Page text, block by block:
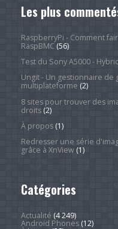
Les plus
RaspberryPi - Comment
RaspBMC(56)
Test du Sony A5000 -
Ungit - Un gestionnaire
multiplateforme (2)
8 sites pour trouver des
droits(2)
À propos(1)
Redresser une série
grâce à XnView(1)
Catégories
Actualité (4 249)
Android Phones(12)